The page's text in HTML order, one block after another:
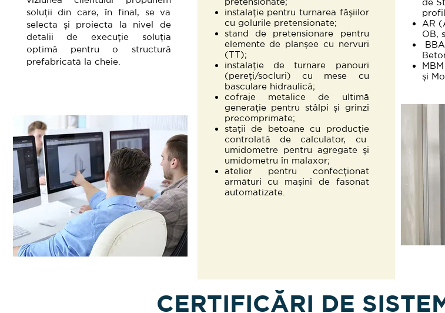
soluții din care, în final, se va
selecta și proiecta la nivel de
detalii de execuție soluția
optimă pentru o structură
prefabricată la cheie.
instalație pentru turnarea fâșiilor
cu golurile pretensionate;
stand de pretensionare pentru
elemente de planșee cu nervuri
(TT);
instalație de turnare panouri
(pereți/socluri) cu mese cu
basculare hidraulică;
cofraje metalice de ultimă
generație pentru stâlpi și grinzi
precomprimate;
stații de betoane cu producție
controlată de calculator, cu
umidometre pentru agregate și
umidometru în malaxor;
atelier pentru confecționat
armături cu mașini de fasonat
automatizate.
de
AR
OB,
și
CERTIFICĂRI DE